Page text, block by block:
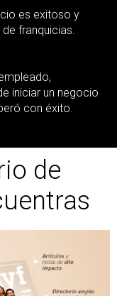
es exitoso y
franquicias.
iniciar un negocio
con éxito.
de